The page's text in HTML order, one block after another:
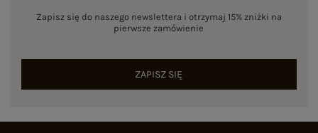
Zapisz się do naszego newslettera i otrzymaj 15% zniżki na
pierwsze zamówienie
ZAPISZ SIĘ